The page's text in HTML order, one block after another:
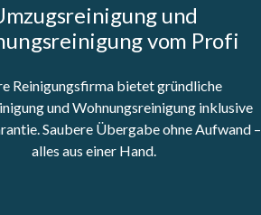
und
vom Profi
Reinigungsfirma bietet gründliche
und Wohnungsreinigung inklusive
Saubere Übergabe ohne Aufwand –
alles aus einer Hand.